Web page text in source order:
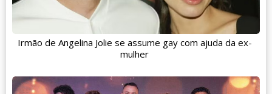
Irmão de Angelina Jolie se assume gay com ajuda da ex-
mulher